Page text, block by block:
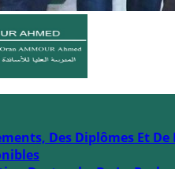
Des Diplômes Et